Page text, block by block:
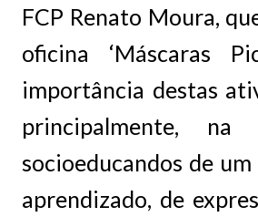
FCP Renato Moura,
oficina ‘Máscaras
importância destas
principalmente,
socioeducandos de
aprendizado, de